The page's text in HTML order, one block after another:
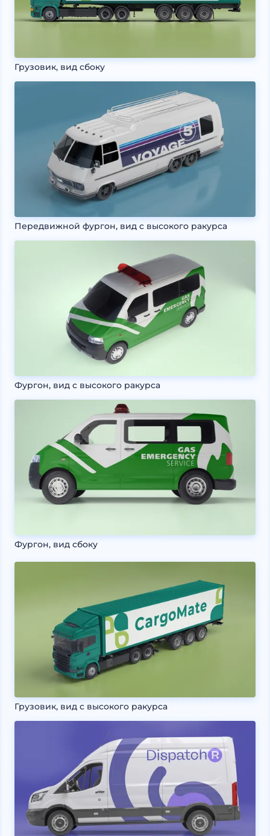
Грузовик, вид сбоку
Передвижной фургон, вид с высокого ракурса
Фургон, вид с высокого ракурса
Фургон, вид сбоку
Грузовик, вид с высокого ракурса